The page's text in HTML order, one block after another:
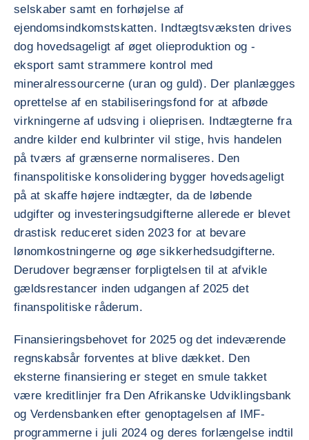
selskaber samt en forhøjelse af
ejendomsindkomstskatten. Indtægtsvæksten drives
dog hovedsageligt af øget olieproduktion og -
eksport samt strammere kontrol med
mineralressourcerne (uran og guld). Der planlægges
oprettelse af en stabiliseringsfond for at afbøde
virkningerne af udsving i olieprisen. Indtægterne fra
andre kilder end kulbrinter vil stige, hvis handelen
på tværs af grænserne normaliseres. Den
finanspolitiske konsolidering bygger hovedsageligt
på at skaffe højere indtægter, da de løbende
udgifter og investeringsudgifterne allerede er blevet
drastisk reduceret siden 2023 for at bevare
lønomkostningerne og øge sikkerhedsudgifterne.
Derudover begrænser forpligtelsen til at afvikle
gældsrestancer inden udgangen af 2025 det
finanspolitiske råderum.
Finansieringsbehovet for 2025 og det indeværende
regnskabsår forventes at blive dækket. Den
eksterne finansiering er steget en smule takket
være kreditlinjer fra Den Afrikanske Udviklingsbank
og Verdensbanken efter genoptagelsen af IMF-
programmerne i juli 2024 og deres forlængelse indtil